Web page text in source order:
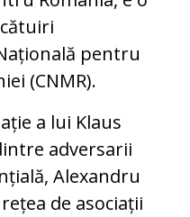
pentru
(CNMR).
a lui Klaus
adversarii
Alexandru
de asociații